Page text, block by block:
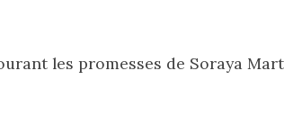
les promesses de Soraya